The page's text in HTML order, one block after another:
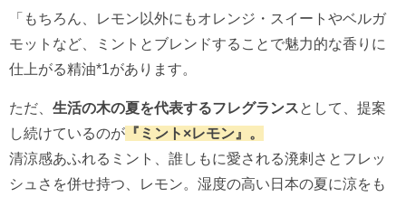
「もちろん、レモン以外にもオレンジ・スイートやベルガ
モットなど、ミントとブレンドすることで魅力的な香りに
仕上がる精油*1があります。
ただ、 生活の木の夏を代表するフレグランスとして、提案
し続けているのが 『ミント×レモン』。
清涼感あふれるミント、誰しもに愛される溌剌さとフレッ
シュさを併せ持つ、レモン。湿度の高い日本の夏に涼をも